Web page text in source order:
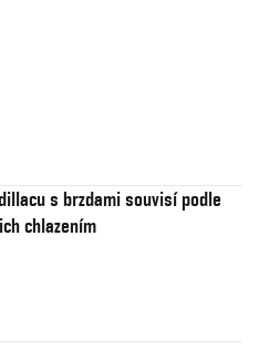
s brzdami souvisí podle
chlazením